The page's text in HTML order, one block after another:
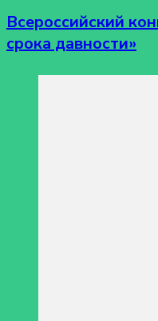
Всероссийский
срока давности»